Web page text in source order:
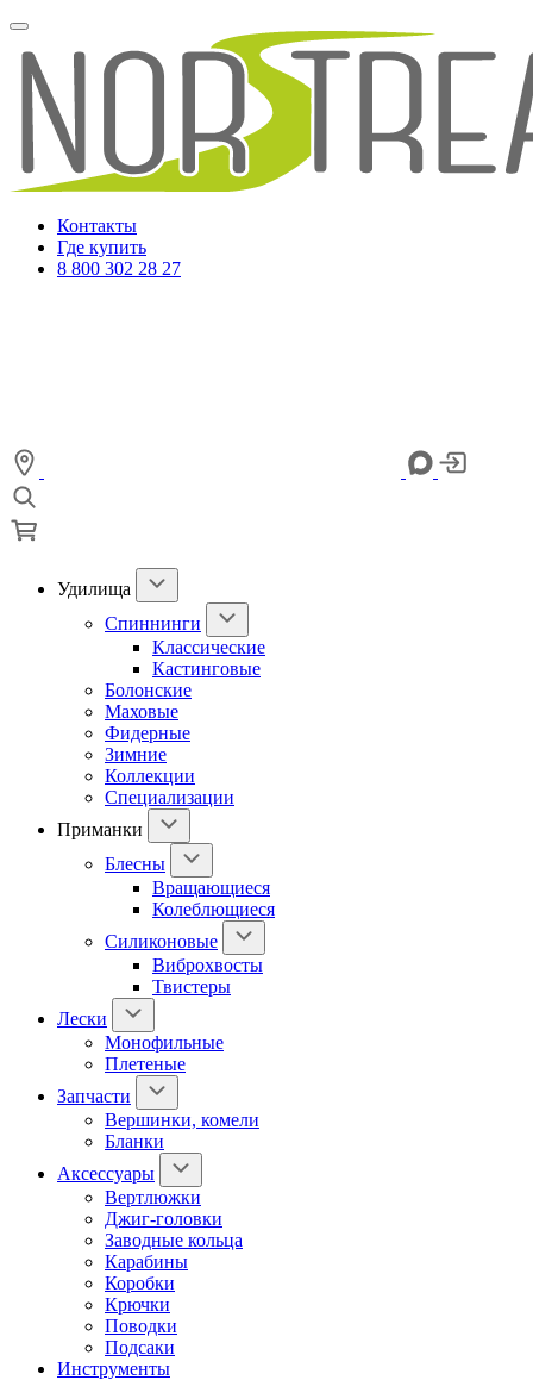
Контакты
Где купить
8 800 302 28 27
Удилища
Спиннинги
Классические
Кастинговые
Болонские
Маховые
Фидерные
Зимние
Коллекции
Специализации
Приманки
Блесны
Вращающиеся
Колеблющиеся
Силиконовые
Виброхвосты
Твистеры
Лески
Монофильные
Плетеные
Запчасти
Вершинки, комели
Бланки
Аксессуары
Вертлюжки
Джиг-головки
Заводные кольца
Карабины
Коробки
Крючки
Поводки
Подсаки
Инструменты